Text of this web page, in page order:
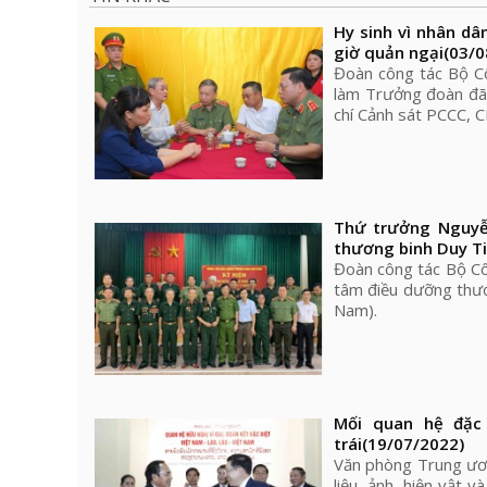
Hy sinh vì nhân
giờ quản ngại(03/
Đoàn công tác Bộ
làm Trưởng đoàn
chí Cảnh sát PCCC,
Thứ trưởng
thương binh Duy
Đoàn công tác Bộ
tâm điều dưỡng
Nam).
Mối quan hệ
trái(19/07/2022)
Văn phòng Trung